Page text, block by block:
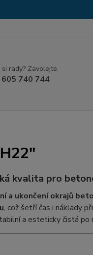
rady? Zavolejte.
740 744
kvalita pro
a ukončení okrajů
, což šetří čas i náklady
a esteticky čistá po